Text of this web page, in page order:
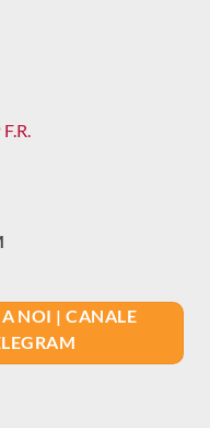
NOI | CANALE